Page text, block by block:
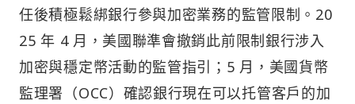
任後積極鬆綁銀行參與加密業務的監管限制。20
25 年 4 月，美國聯準會撤銷此前限制銀行涉入
加密與穩定幣活動的監管指引；5 月，美國貨幣
監理署（OCC）確認銀行現在可以托管客戶的加